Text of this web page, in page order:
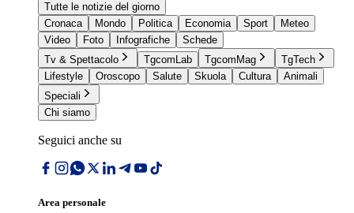
Tutte le notizie del giorno
Cronaca
Mondo Politica Economia Sport
Meteo
Video
Foto Infografiche
Schede
Tv & Spettacolo
TgcomLab TgcomMag
TgTech
Lifestyle
Oroscopo Salute Skuola Cultura
Animali
Speciali
Chi siamo
Seguici anche su
Area personale